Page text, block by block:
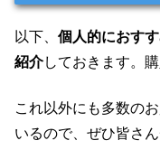
以下、 個人的におす
紹介しておきます。
これ以外にも多数の
いるので、ぜひ皆さ